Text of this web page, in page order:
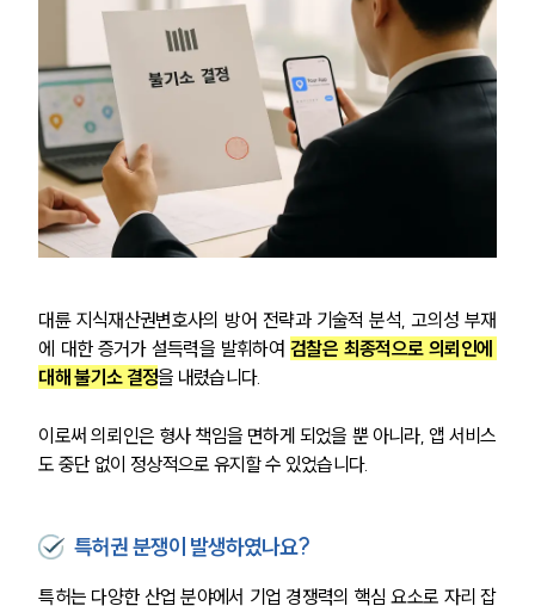
고객후기
업무분야
지식재산권그룹 업무
전체
구성원 소개
지식재산권전문변호사
소식/자료
언론보도
공지사항
법률 블로그
세미나
대륜 지식재산권변호사의 방어 전략과 기술적 분석, 고의성 부재
에 대한 증거가 설득력을 발휘하여 검찰은 최종적으로 의뢰인에
대해 불기소 결정을 내렸습니다.
이로써 의뢰인은 형사 책임을 면하게 되었을 뿐 아니라, 앱 서비스
도 중단 없이 정상적으로 유지할 수 있었습니다.
특허권 분쟁이 발생하였나요?
특허는 다양한 산업 분야에서 기업 경쟁력의 핵심 요소로 자리 잡